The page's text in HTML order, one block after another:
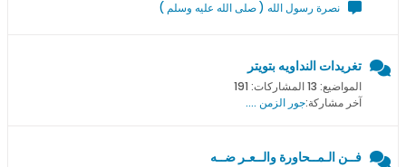
نصرة رسول الله ( صلى الله عليه وسلم )
تغريدات النداويه بتويتر
المواضيع: 13 المشاركات: 191
آخر مشاركة:جور الزمن ....
فــن الـمــحاورة والــعـر ضــه